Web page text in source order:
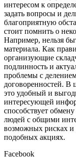
интересом к
задать вопросы и
благоприятную
стоит помнить о
Например, нельзя
материала. Как
организующие
подлинность и
проблемы с
договоренностей. В
это удобный и
интересующей
способствует
людей с общими
возможных рисках
подобных акциях.
Facebook